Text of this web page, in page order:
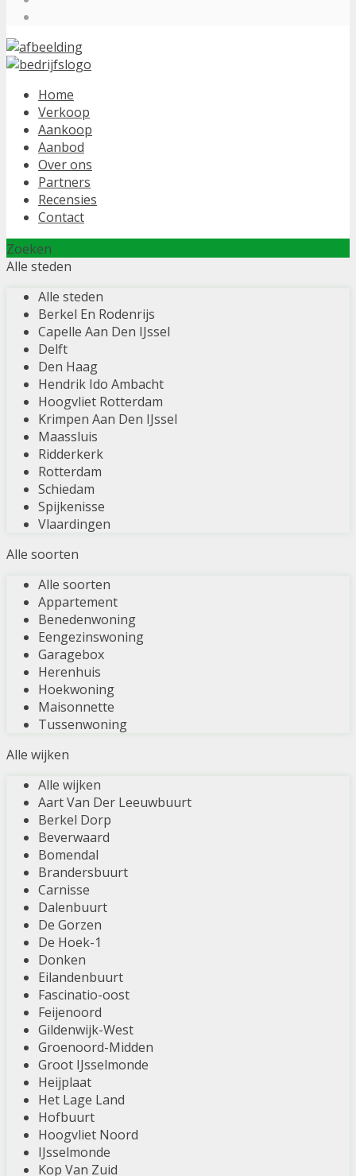
Home
Verkoop
Aankoop
Aanbod
Over ons
Partners
Recensies
Contact
Zoeken
Alle steden
Alle steden
Berkel En Rodenrijs
Capelle Aan Den IJssel
Delft
Den Haag
Hendrik Ido Ambacht
Hoogvliet Rotterdam
Krimpen Aan Den IJssel
Maassluis
Ridderkerk
Rotterdam
Schiedam
Spijkenisse
Vlaardingen
Alle soorten
Alle soorten
Appartement
Benedenwoning
Eengezinswoning
Garagebox
Herenhuis
Hoekwoning
Maisonnette
Tussenwoning
Alle wijken
Alle wijken
Aart Van Der Leeuwbuurt
Berkel Dorp
Beverwaard
Bomendal
Brandersbuurt
Carnisse
Dalenbuurt
De Gorzen
De Hoek-1
Donken
Eilandenbuurt
Fascinatio-oost
Feijenoord
Gildenwijk-West
Groenoord-Midden
Groot IJsselmonde
Heijplaat
Het Lage Land
Hofbuurt
Hoogvliet Noord
IJsselmonde
Kop Van Zuid